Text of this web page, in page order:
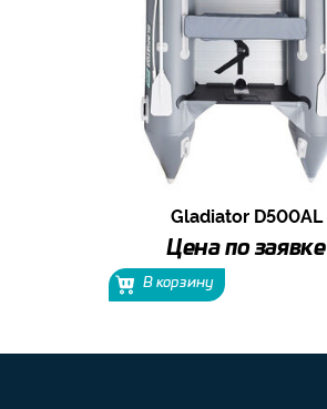
Gladiator D500AL
Цена по заявке
В корзину